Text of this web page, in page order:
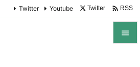

Twitter Youtube Twitter  RSS